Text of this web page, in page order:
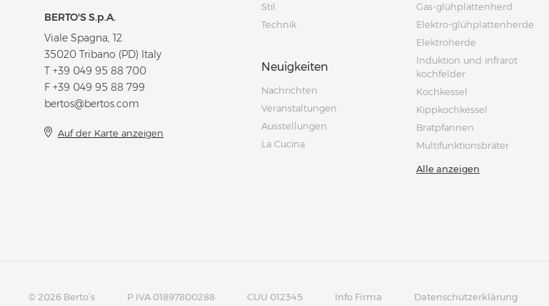
BERTO'S S.p.A.
Viale Spagna, 12
35020 Tribano (PD) Italy
T +39 049 95 88 700
F +39 049 95 88 799
bertos@bertos.com
Auf der Karte anzeigen
Stil
Technik
Neuigkeiten
Nachrichten
Veranstaltungen
Ausstellungen
La Cucina
Gas-glühplattenherd
Elektro-glühplattenherde
Elektroherde
Induktion und infrarot
kochfelder
Kochkessel
Kippkochkessel
Bratpfannen
Multifunktionsbräter
Alle anzeigen
© 2026 Berto’s P.IVA 01897800288 CUU 012345 Info Firma Datenschutzerklärung